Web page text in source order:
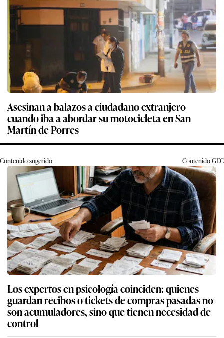
Asesinan a balazos a ciudadano extranjero
cuando iba a abordar su motocicleta en San
Martín de Porres
Contenido sugerido ContenidoGEC
Los expertos en psicología coinciden: quienes
guardan recibos o tickets de compras pasadas no
son acumuladores, sino que tienen necesidad de
control